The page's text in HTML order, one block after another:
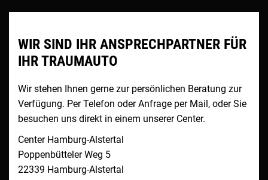
WIR SIND IHR ANSPRECHPARTNER FÜR
IHR TRAUMAUTO
Wir stehen Ihnen gerne zur persönlichen Beratung zur
Verfügung. Per Telefon oder Anfrage per Mail, oder Sie
besuchen uns direkt in einem unserer Center.
Center Hamburg-Alstertal
Poppenbütteler Weg 5
22339 Hamburg-Alstertal